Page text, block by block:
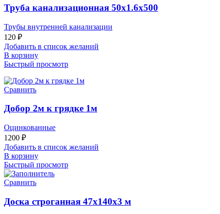
Труба канализационная 50х1.6х500
Трубы внутренней канализации
120 ₽
Добавить в список желаний
В корзину
Быстрый просмотр
Сравнить
Добор 2м к грядке 1м
Оцинкованные
1200 ₽
Добавить в список желаний
В корзину
Быстрый просмотр
Сравнить
Доска строганная 47х140х3 м